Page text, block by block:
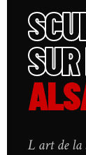
L art de la